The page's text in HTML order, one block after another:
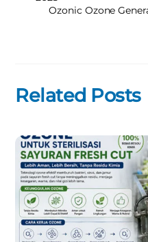
Ozonic Ozone
Related Posts